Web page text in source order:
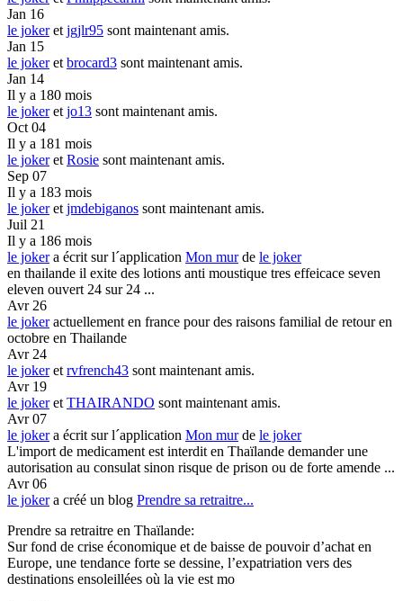
Jan 16
le jokeret jgjlr95 sont maintenant amis.
Jan 15
le jokeret brocard3 sont maintenant amis.
Jan 14
Il y a 180 mois
le jokeret jo13 sont maintenant amis.
Oct 04
Il y a 181 mois
le jokeret Rosie sont maintenant amis.
Sep 07
Il y a 183 mois
le jokeret jmdebiganos sont maintenant amis.
Juil 21
Il y a 186 mois
le jokera écrit sur l´application Mon murde le joker
en thailande il exite des lotions anti moustique tres effeicace seven
eleven ouvert 24 sur 24 ...
Avr 26
le jokeractuellement en france pour des raisons familial de retour en
octobre en Thailande
Avr 24
le jokeret rvfrench43 sont maintenant amis.
Avr 19
le jokeret THAIRANDO sont maintenant amis.
Avr 07
le jokera écrit sur l´application Mon murde le joker
L'import de medicament est interdit en Thaïlande demander une
autorisation au consulat sinon risque de prison ou de forte amende ...
Avr 06
le jokera créé un blog Prendre sa retraitre...
Prendre sa retraitre en Thaïlande:
Sur fond de crise économique et de baisse de pouvoir d’achat en
Europe, une tendance forte se dessine, l’expatriation vers des
destinations ensoleillées où la vie est mo